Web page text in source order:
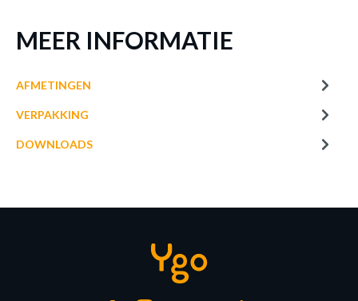
MEER INFORMATIE
AFMETINGEN
VERPAKKING
DOWNLOADS